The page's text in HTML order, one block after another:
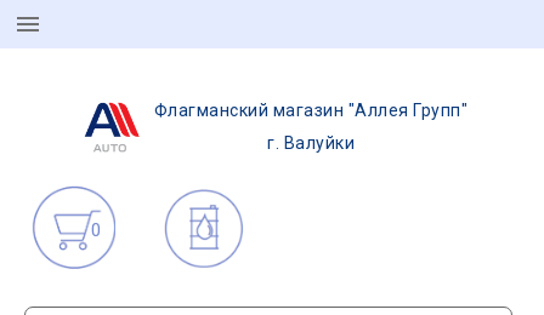
Флагманский магазин "Аллея Групп"
г. Валуйки
0